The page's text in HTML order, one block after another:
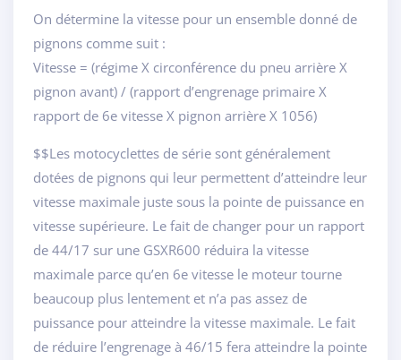
On détermine la vitesse pour un ensemble donné de
pignons comme suit :
Vitesse = (régime X circonférence du pneu arrière X
pignon avant) / (rapport d’engrenage primaire X
rapport de 6e vitesse X pignon arrière X 1056)
$$Les motocyclettes de série sont généralement
dotées de pignons qui leur permettent d’atteindre leur
vitesse maximale juste sous la pointe de puissance en
vitesse supérieure. Le fait de changer pour un rapport
de 44/17 sur une GSXR600 réduira la vitesse
maximale parce qu’en 6e vitesse le moteur tourne
beaucoup plus lentement et n’a pas assez de
puissance pour atteindre la vitesse maximale. Le fait
de réduire l’engrenage à 46/15 fera atteindre la pointe